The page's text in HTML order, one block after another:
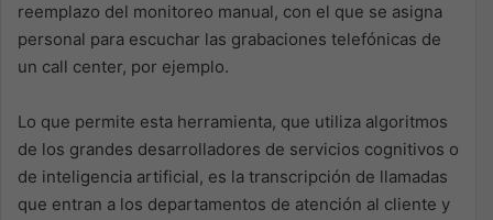
reemplazo del monitoreo manual, con el que se asigna
personal para escuchar las grabaciones telefónicas de
un call center, por ejemplo.
Lo que permite esta herramienta, que utiliza algoritmos
de los grandes desarrolladores de servicios cognitivos o
de inteligencia artificial, es la transcripción de llamadas
que entran a los departamentos de atención al cliente y